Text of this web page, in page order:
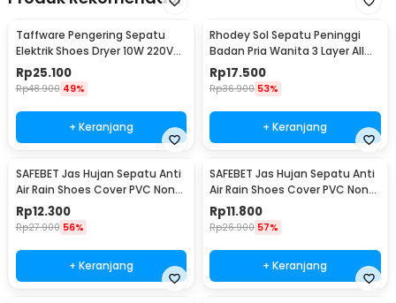
Taffware Pengering Sepatu
Elektrik Shoes Dryer 10W 220V
EU Plug - TPS2
Rp25.100
Rp48.900 49%
+ Keranjang
Rhodey Sol Sepatu Peninggi
Badan Pria Wanita 3 Layer All
Size - C-728
Rp17.500
Rp36.900 53%
+ Keranjang
SAFEBET Jas Hujan Sepatu Anti
Air Rain Shoes Cover PVC Non
Slip Strap M 37-39 - H-101
Rp12.300
Rp27.900 56%
+ Keranjang
SAFEBET Jas Hujan Sepatu Anti
Air Rain Shoes Cover PVC Non
Slip Strap XL 42-43 - H-101
Rp11.800
Rp26.900 57%
+ Keranjang